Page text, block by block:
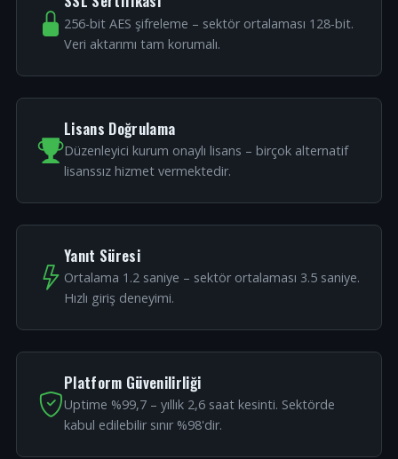
256-bit AES şifreleme – sektör ortalaması 128-bit.
Veri aktarımı tam korumalı.
Lisans Doğrulama
Düzenleyici kurum onaylı lisans – birçok alternatif
lisanssız hizmet vermektedir.
Yanıt Süresi
Ortalama 1.2 saniye – sektör ortalaması 3.5 saniye.
Hızlı giriş deneyimi.
Platform Güvenilirliği
Uptime %99,7 – yıllık 2,6 saat kesinti. Sektörde
kabul edilebilir sınır %98'dir.